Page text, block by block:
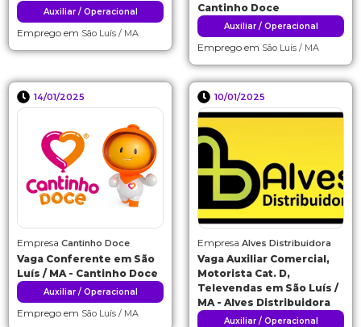
Auxiliar / Operacional
Emprego em São Luís / MA
Cantinho Doce
Auxiliar / Operacional
Emprego em São Luís / MA
14/01/2025
Empresa Cantinho Doce
Vaga Conferente em São
Luís / MA - Cantinho Doce
Auxiliar / Operacional
Emprego em São Luís / MA
10/01/2025
Empresa Alves Distribuidora
Vaga Auxiliar Comercial,
Motorista Cat. D,
Televendas em São Luís /
MA - Alves Distribuidora
Auxiliar / Operacional